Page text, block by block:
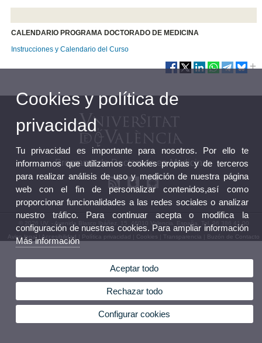
CALENDARIO PROGRAMA DOCTORADO DE MEDICINA
Instrucciones y Calendario del Curso
Programa de Doctorado en Medicina
© 2026 UV. - Avenida Blasco Ibáñez, 15. 46010 Valencia. España. Tel. 96 386 41 00
Aviso legal Accesibilidad Política privacidad Cookies Transparencia Buzón de Contacto
Cookies y política de
privacidad
Tu privacidad es importante para nosotros. Por ello te
informamos que utilizamos cookies propias y de terceros
para realizar análisis de uso y medición de nuestra página
web con el fin de personalizar contenidos,así como
proporcionar funcionalidades a las redes sociales o analizar
nuestro tráfico. Para continuar acepta o modifica la
configuración de nuestras cookies. Para ampliar información
Más información
Aceptar todo
Rechazar todo
Configurar cookies